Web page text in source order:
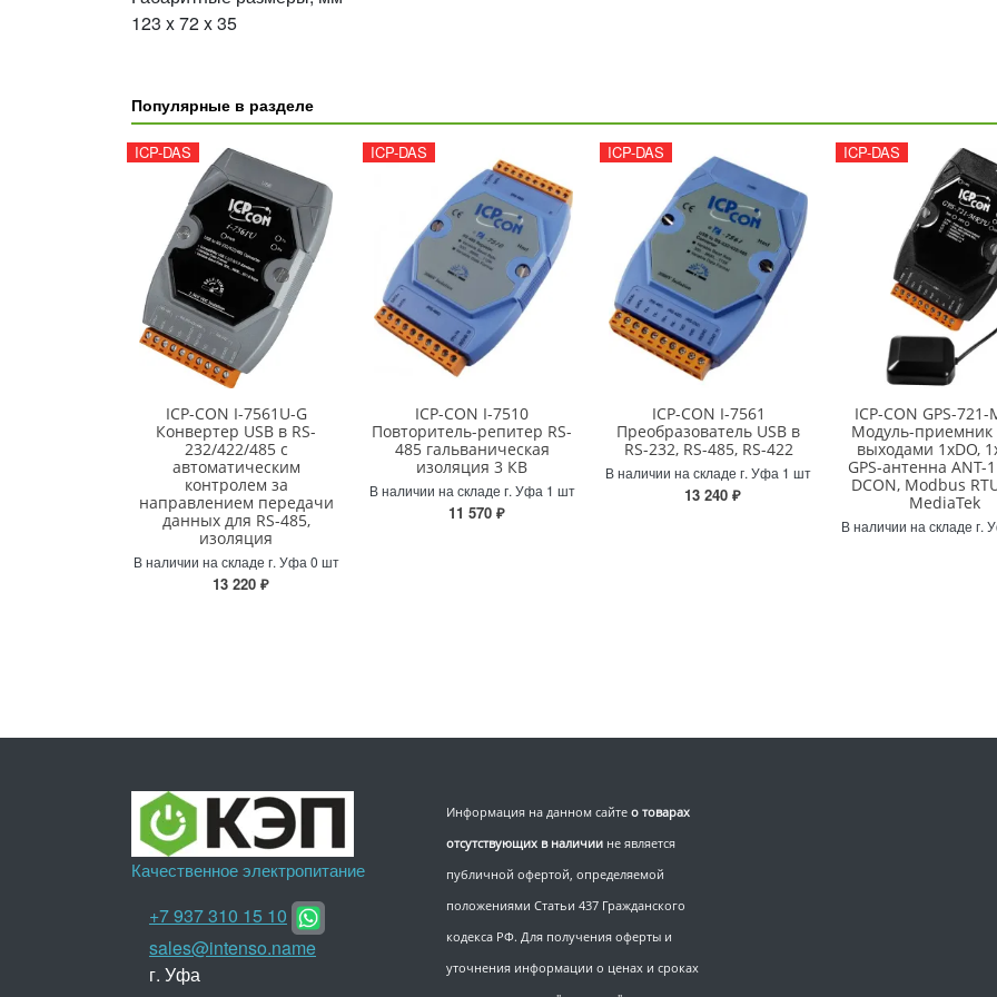
123 x 72 x 35
Популярные в разделе
ICP-DAS
ICP-CON I-7561U-G
Конвертер USB в RS-
232/422/485 с
автоматическим
контролем за
направлением передачи
данных для RS-485,
изоляция
В наличии на складе г. Уфа 0 шт
13 220 ₽
ICP-DAS
ICP-CON I-7510
Повторитель-репитер RS-
485 гальваническая
изоляция 3 КВ
В наличии на складе г. Уфа 1 шт
11 570 ₽
ICP-DAS
ICP-CON I-7561
Преобразователь USB в
RS-232, RS-485, RS-422
В наличии на складе г. Уфа 1 шт
13 240 ₽
ICP-DAS
ICP-CON GPS-721-
Модуль-приемник
выходами 1xDO,
GPS-антенна ANT-
DCON, Modbus
MediaTek
В наличии на складе г.
Информация на данном сайте о товарах
отсутствующих в наличии не является
публичной офертой, определяемой
положениями Статьи 437 Гражданского
кодекса РФ. Для получения оферты и
уточнения информации о ценах и сроках
Качественное электропитание
+7 937 310 15 10
sales@intenso.name
г. Уфа